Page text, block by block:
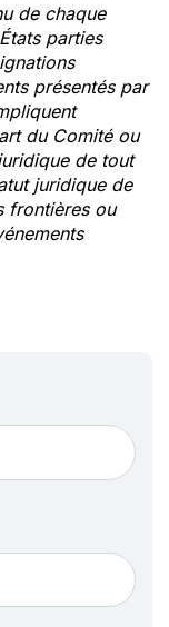
de chaque
parties
présentés par
du Comité ou
de tout
juridique de
frontières ou